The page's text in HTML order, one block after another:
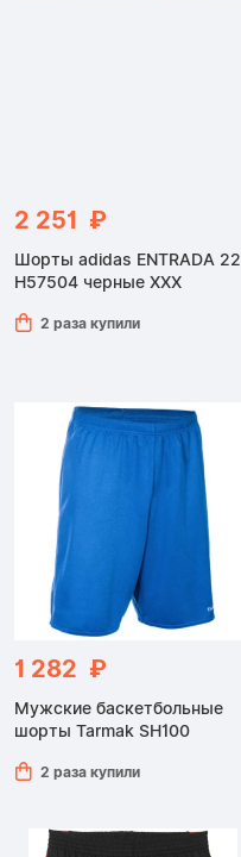
2 251 ₽
Шорты adidas ENTRADA 22
H57504 черные XXX
2 раза купили
1 282 ₽
Мужские баскетбольные
шорты Tarmak SH100
2 раза купили